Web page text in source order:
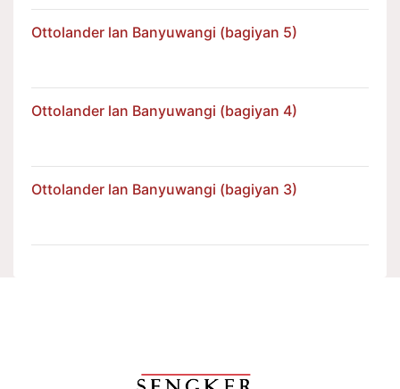
Ottolander lan Banyuwangi (bagiyan 5)
Ottolander lan Banyuwangi (bagiyan 4)
Ottolander lan Banyuwangi (bagiyan 3)